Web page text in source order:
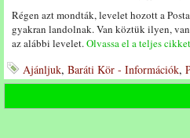
Régen azt mondták, levelet hozott a
gyakran landolnak. Van köztük ilyen,
az alábbi levelet.Olvassa el a teljes
Ajánljuk, Baráti Kör - Információk,